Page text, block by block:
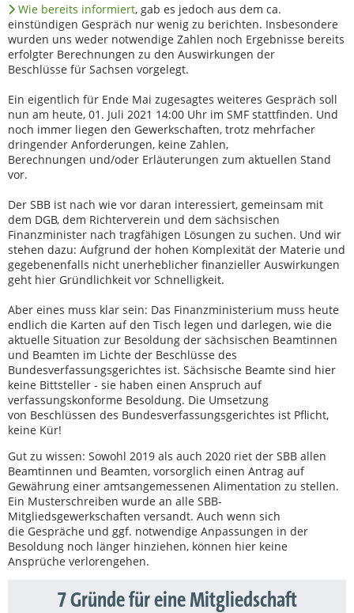
Wie bereits informiert, gab es jedoch aus dem ca.
einstündigen Gespräch nur wenig zu berichten. Insbesondere
wurden uns weder notwendige Zahlen noch Ergebnisse bereits
erfolgter Berechnungen zu den Auswirkungen der
Beschlüsse für Sachsen vorgelegt.
Ein eigentlich für Ende Mai zugesagtes weiteres Gespräch soll
nun am heute, 01. Juli 2021 14:00 Uhr im SMF stattfinden. Und
noch immer liegen den Gewerkschaften, trotz mehrfacher
dringender Anforderungen, keine Zahlen,
Berechnungen und/oder Erläuterungen zum aktuellen Stand
vor.
Der SBB ist nach wie vor daran interessiert, gemeinsam mit
dem DGB, dem Richterverein und dem sächsischen
Finanzminister nach tragfähigen Lösungen zu suchen. Und wir
stehen dazu: Aufgrund der hohen Komplexität der Materie und
gegebenenfalls nicht unerheblicher finanzieller Auswirkungen
geht hier Gründlichkeit vor Schnelligkeit.
Aber eines muss klar sein: Das Finanzministerium muss heute
endlich die Karten auf den Tisch legen und darlegen, wie die
aktuelle Situation zur Besoldung der sächsischen Beamtinnen
und Beamten im Lichte der Beschlüsse des
Bundesverfassungsgerichtes ist. Sächsische Beamte sind hier
keine Bittsteller - sie haben einen Anspruch auf
verfassungskonforme Besoldung. Die Umsetzung
von Beschlüssen des Bundesverfassungsgerichtes ist Pflicht,
keine Kür!
Gut zu wissen: Sowohl 2019 als auch 2020 riet der SBB allen
Beamtinnen und Beamten, vorsorglich einen Antrag auf
Gewährung einer amtsangemessenen Alimentation zu stellen.
Ein Musterschreiben wurde an alle SBB-
Mitgliedsgewerkschaften versandt. Auch wenn sich
die Gespräche und ggf. notwendige Anpassungen in der
Besoldung noch länger hinziehen, können hier keine
Ansprüche verlorengehen.
7 Gründe für eine Mitgliedschaft